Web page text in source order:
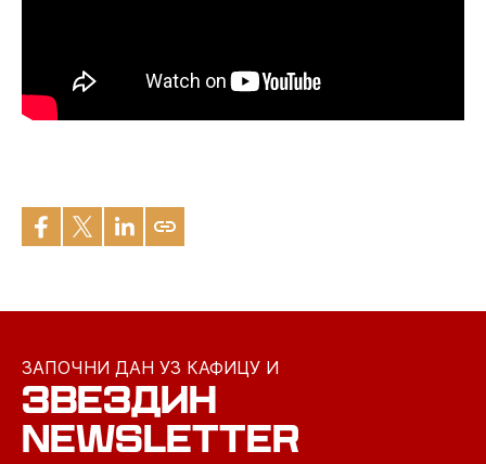
ЗАПОЧНИ ДАН УЗ КАФИЦУ И
ЗВЕЗДИН
NEWSLETTER